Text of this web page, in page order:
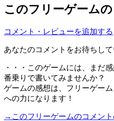
このフリーゲーム
コメント・レビューを追加する
あなたのコメントをお待ちして
・・・このゲームには、まだ
番乗りで書いてみませんか？
ゲームの感想は、フリーゲー
への力になります！
→このフリーゲームのコメン